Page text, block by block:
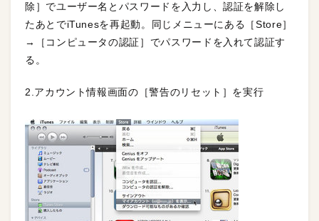
除］でユーザー名とパスワードを入力し、認証を解除し
たあとでiTunesを再起動。同じメニューにある［Store］
→［コンピュータの認証］でパスワードを入れて認証す
る。
2.アカウント情報画面の［警告のリセット］を実行